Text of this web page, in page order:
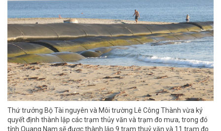
Thứ trưởng Bộ Tài nguyên và Môi trường Lê Công Thành vừa ký
quyết định thành lập các trạm thủy văn và trạm đo mưa, trong đó
tỉnh Quang Nam sẽ được thành lập 9 trạm thuỷ văn và 11 trạm đo